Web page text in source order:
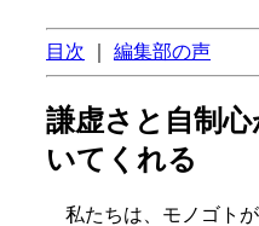
目次 編集部の声
謙虚さと自制
いてくれる
私たちは、モノゴト